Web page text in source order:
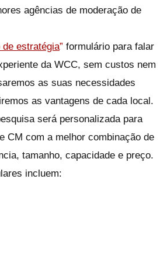
agências de moderação de
de estratégia” formulário para falar
da WCC, sem custos nem
as suas necessidades
as vantagens de cada local.
será personalizada para
CM com a melhor combinação de
tamanho, capacidade e preço.
incluem: